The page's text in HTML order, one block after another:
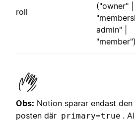
roll
("owner" |
admin" |
"member")
Obs: Notion sparar endast
posten där primary=true .